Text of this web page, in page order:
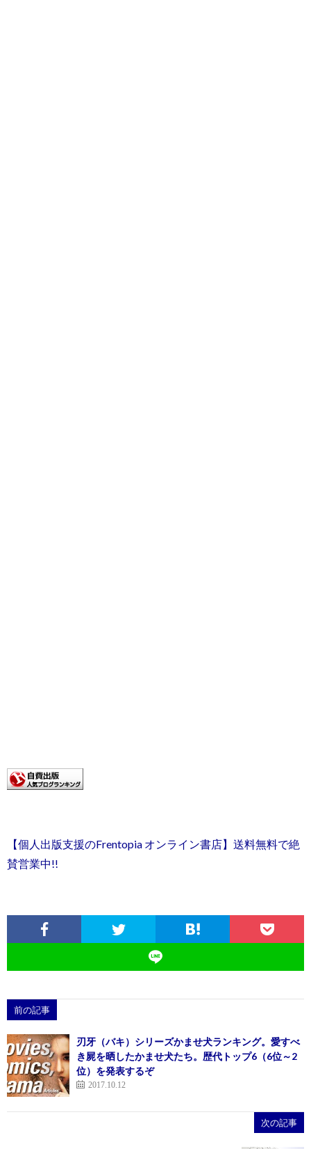
【個人出版支援のFrentopia オンライン書店】送料無料で絶
賛営業中!!
前の記事
刃牙（バキ）シリーズかませ犬ランキング。愛すべ
き屍を晒したかませ犬たち。歴代トップ6（6位～2
位）を発表するぞ
2017.10.12
次の記事